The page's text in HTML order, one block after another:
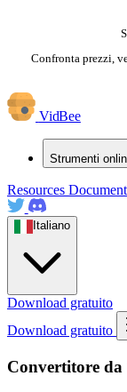
Confronta prezzi,
VidBee
Strumenti
Resources
Italiano
Download gratuito
Download gratuito
Convertitore